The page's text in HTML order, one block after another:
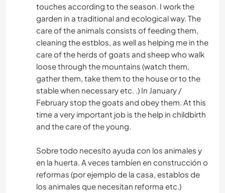
touches according to the season. I work the
garden in a traditional and ecological way. The
care of the animals consists of feeding them,
cleaning the estblos, as well as helping me in the
care of the herds of goats and sheep who walk
loose through the mountains (watch them,
gather them, take them to the house or to the
stable when necessary etc. .) In January /
February stop the goats and obey them. At this
time a very important job is the help in childbirth
and the care of the young.
Sobre todo necesito ayuda con los animales y
en la huerta. A veces tambíen en construcción o
reformas (por ejemplo de la casa, establos de
los animales que necesitan reforma etc.)